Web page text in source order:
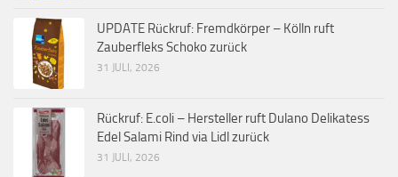
UPDATE Rückruf: Fremdkörper – Kölln ruft
Zauberfleks Schoko zurück
31 JULI, 2026
Rückruf: E.coli – Hersteller ruft Dulano Delikatess
Edel Salami Rind via Lidl zurück
31 JULI, 2026